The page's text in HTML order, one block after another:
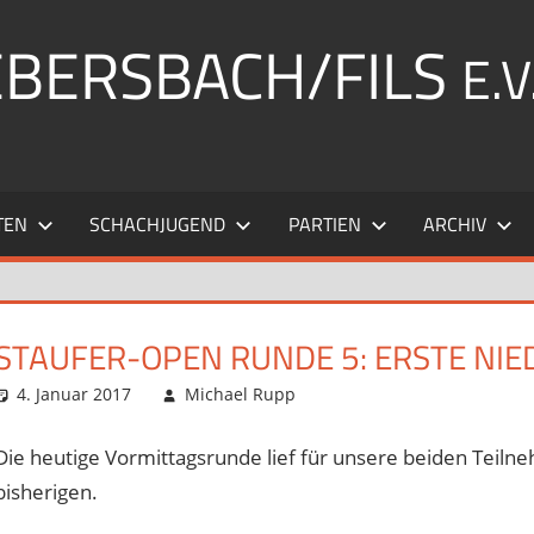
FILS
SCHACHJUGEND PARTIEN ARCHIV
OPEN RUNDE 5: ERSTE
4. Januar 2017 Michael Rupp
heutige Vormittagsrunde lief für unsere beiden